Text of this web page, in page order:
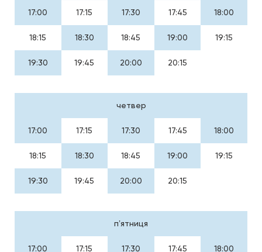
17:00 17:15 17:30 17:45 18:00
18:15 18:30 18:45 19:00 19:15
19:30 19:45 20:00 20:15
четвер
17:00 17:15 17:30 17:45 18:00
18:15 18:30 18:45 19:00 19:15
19:30 19:45 20:00 20:15
пʼятниця
17:00 17:15 17:30 17:45 18:00